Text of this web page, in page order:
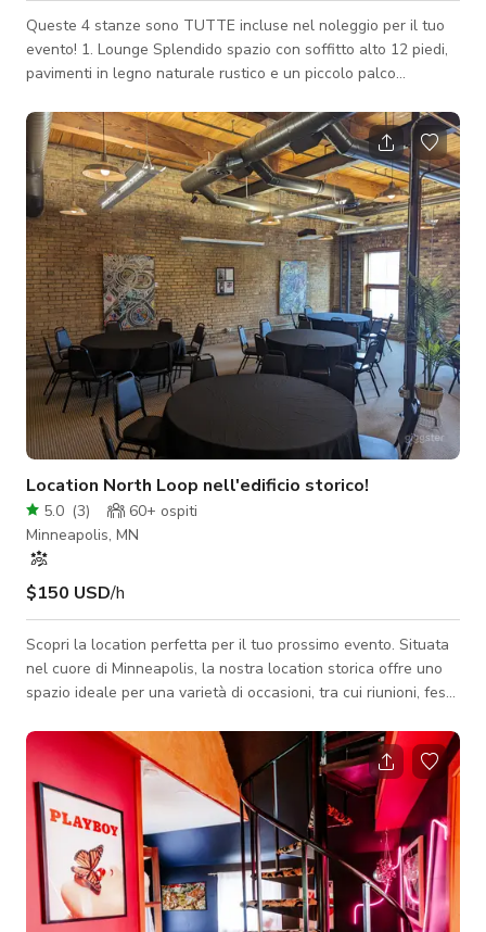
Queste 4 stanze sono TUTTE incluse nel noleggio per il tuo
evento! 1. Lounge Splendido spazio con soffitto alto 12 piedi,
pavimenti in legno naturale rustico e un piccolo palco
spazio può essere arredato con una varietà di opzioni di mobili
per soddisfare le esigenze del tuo evento. Include anche un
sistema audio, una tenda per la privacy e un bagno dedicato.
2. Speakeasy Inizia il tuo evento con una vera esperienza
speakeasy.
Location North Loop nell'edificio storico!
5.0 (3) 60+ ospiti
Minneapolis, MN
$150 USD/h
Scopri la location perfetta per il tuo prossimo evento. Situata
nel cuore di Minneapolis, la nostra location storica offre uno
spazio ideale per una varietà di occasioni, tra cui riunioni, feste
con fino a 100 ospiti, il nostro spazio combina il fascino storico
con servizi moderni per creare un'esperienza indimenticabile.
Perché sceglierci? Fascino storico: Immergi i tuoi ospiti
nell'atmosfera unica di un edificio del 1900 splendid